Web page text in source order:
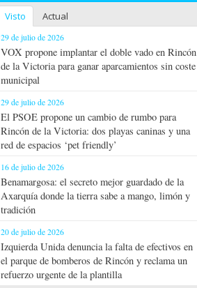
Visto Actual
29 de julio de 2026
VOX propone implantar el doble vado en Rincón
de la Victoria para ganar aparcamientos sin coste
municipal
29 de julio de 2026
El PSOE propone un cambio de rumbo para
Rincón de la Victoria: dos playas caninas y una
red de espacios ‘pet friendly’
16 de julio de 2026
Benamargosa: el secreto mejor guardado de la
Axarquía donde la tierra sabe a mango, limón y
tradición
20 de julio de 2026
Izquierda Unida denuncia la falta de efectivos en
el parque de bomberos de Rincón y reclama un
refuerzo urgente de la plantilla